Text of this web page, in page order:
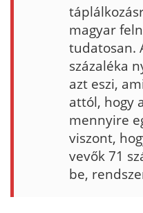
magyar
tudatosan.
százaléka
azt eszi,
attól, hogy
mennyire
viszont,
vevők 71
be,